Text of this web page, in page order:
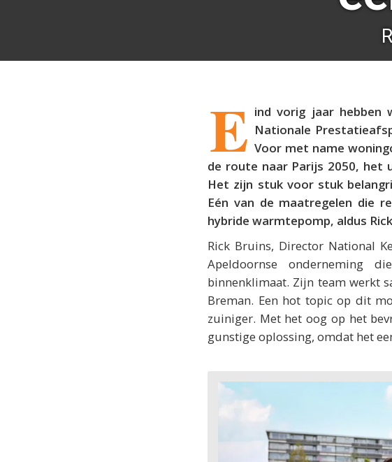
E ind vorig jaar hebben
Nationale
Voor met name
de route naar Parijs 2050, het
Het zijn stuk voor stuk
Eén van de maatregelen die
hybride warmtepomp, aldus
Rick Bruins, Director National
Apeldoornse onderneming
binnenklimaat. Zijn team werkt
Breman. Een hot topic op dit
zuiniger. Met het oog op het
gunstige oplossing, omdat het